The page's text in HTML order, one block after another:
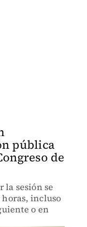
pública
de
la sesión se
incluso
o en